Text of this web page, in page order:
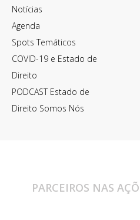
Notícias
Agenda
Spots Temáticos
COVID-19 e Estado de
Direito
PODCAST Estado de
Direito Somos Nós
PARCEIROS NAS